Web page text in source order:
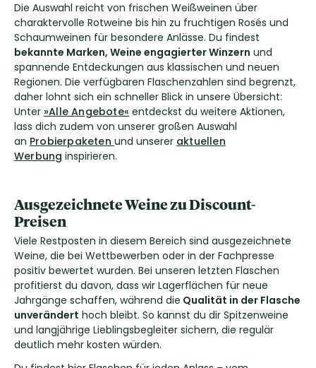
Die Auswahl reicht von frischen Weißweinen über
charaktervolle Rotweine bis hin zu fruchtigen Rosés und
Schaumweinen für besondere Anlässe. Du findest
bekannte Marken, Weine engagierter Winzern und
spannende Entdeckungen aus klassischen und neuen
Regionen. Die verfügbaren Flaschenzahlen sind begrenzt,
daher lohnt sich ein schneller Blick in unsere Übersicht:
Unter »Alle Angebote« entdeckst du weitere Aktionen,
lass dich zudem von unserer großen Auswahl
an Probierpaketen und unserer aktuellen
Werbung inspirieren.
Ausgezeichnete Weine zu Discount-
Preisen
Viele Restposten in diesem Bereich sind ausgezeichnete
Weine, die bei Wettbewerben oder in der Fachpresse
positiv bewertet wurden. Bei unseren letzten Flaschen
profitierst du davon, dass wir Lagerflächen für neue
Jahrgänge schaffen, während die Qualität in der Flasche
unverändert hoch bleibt. So kannst du dir Spitzenweine
und langjährige Lieblingsbegleiter sichern, die regulär
deutlich mehr kosten würden.